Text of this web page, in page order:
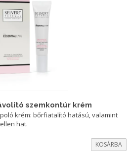
szemkontúr krém
krém: bőrfiatalító hatású, valamint
hat.
KOSÁRBA